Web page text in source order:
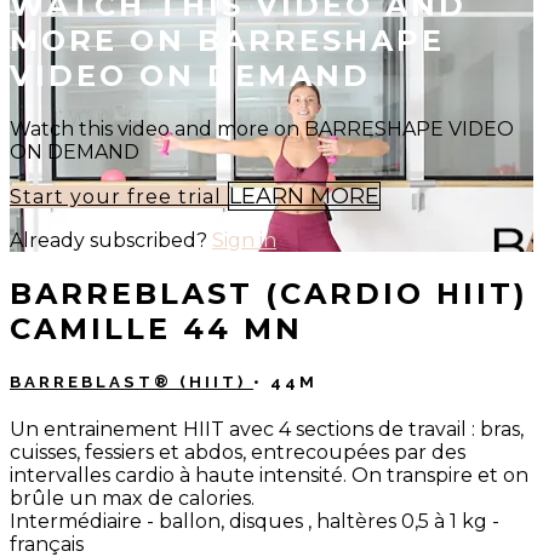
MORE ON BARRESHAPE
VIDEO ON DEMAND
Watch this video and more on BARRESHAPE VIDEO
ON DEMAND
Start your free trial LEARN MORE
Already subscribed? Sign in
BARREBLAST (CARDIO HIIT)
CAMILLE 44 MN
BARREBLAST® (HIIT) • 44M
Un entrainement HIIT avec 4 sections de travail : bras,
cuisses, fessiers et abdos, entrecoupées par des
intervalles cardio à haute intensité. On transpire et on
brûle un max de calories.
Intermédiaire - ballon, disques , haltères 0,5 à 1 kg -
français